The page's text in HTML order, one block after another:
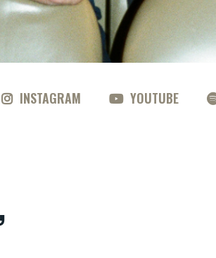
INSTAGRAM YOUTUBE